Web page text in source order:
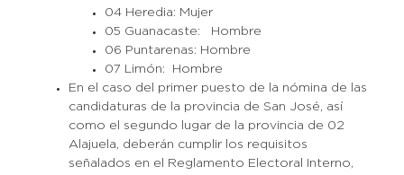
04 Heredia: Mujer
05 Guanacaste: Hombre
06 Puntarenas: Hombre
07 Limón: Hombre
En el caso del primer puesto de la nómina de las
candidaturas de la provincia de San José, así
como el segundo lugar de la provincia de 02
Alajuela, deberán cumplir los requisitos
señalados en el Reglamento Electoral Interno,